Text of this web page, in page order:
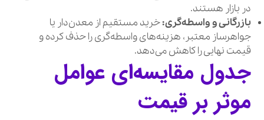
در بازار هستند.
بازرگانی و واسطه‌گری:خرید مستقیم از معدن‌دار یا
جواهرساز معتبر، هزینه‌های واسطه‌گری را حذف کرده و
قیمت نهایی را کاهش می‌دهد.
جدول مقایسه‌ای عوامل
موثر بر قیمت